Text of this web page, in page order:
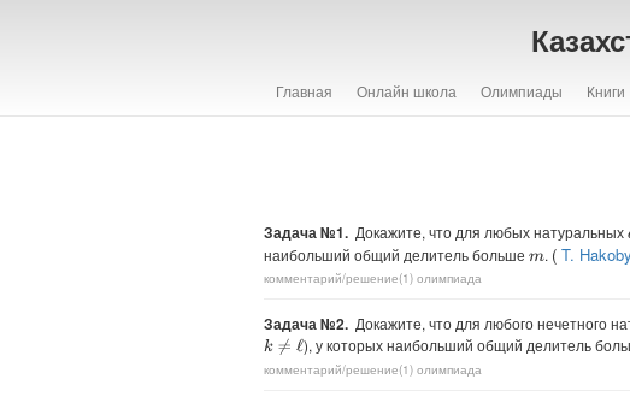
Главная Онлайн школа Олимпиады Книги
Задача №1. Докажите, что для любых натуральных
наибольший общий делитель больше m. ( T.
комментарий/решение(1) олимпиада
Задача №2. Докажите, что для любого нечетного
k≠ℓ ), у которых наибольший общий делитель
комментарий/решение(1) олимпиада